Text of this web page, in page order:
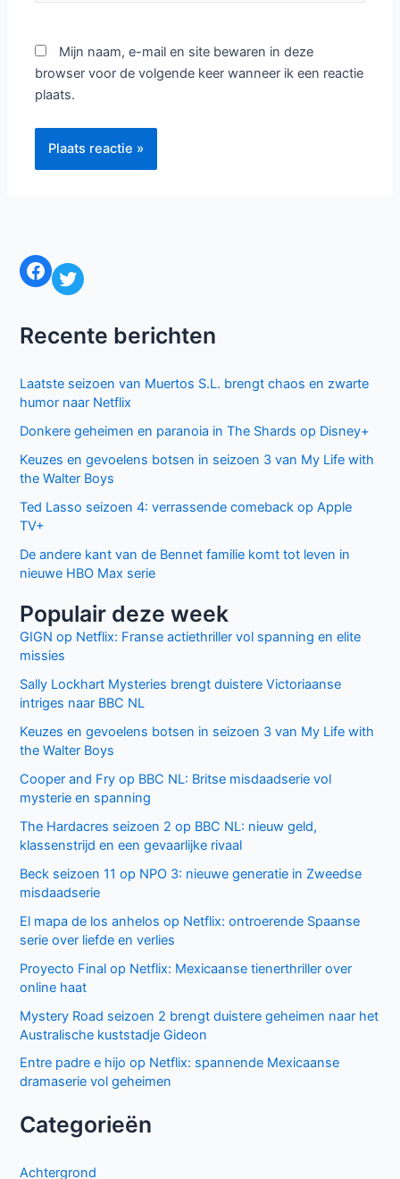
mail*
Site
Mijn naam, e-mail en site bewaren in deze
browser voor de volgende keer wanneer ik een reactie
plaats.
Facebook Twitter
Recente berichten
Laatste seizoen van Muertos S.L. brengt chaos en zwarte
humor naar Netflix
Donkere geheimen en paranoia in The Shards op Disney+
Keuzes en gevoelens botsen in seizoen 3 van My Life with
the Walter Boys
Ted Lasso seizoen 4: verrassende comeback op Apple
TV+
De andere kant van de Bennet familie komt tot leven in
nieuwe HBO Max serie
Populair deze week
GIGN op Netflix: Franse actiethriller vol spanning en elite
missies
intriges naar BBC NL
the Walter Boys